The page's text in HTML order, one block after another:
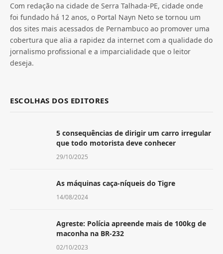
Com redação na cidade de Serra Talhada-PE, cidade onde
foi fundado há 12 anos, o Portal Nayn Neto se tornou um
dos sites mais acessados de Pernambuco ao promover uma
cobertura que alia a rapidez da internet com a qualidade do
jornalismo profissional e a imparcialidade que o leitor
deseja.
ESCOLHAS DOS EDITORES
5 consequências de dirigir um carro irregular
que todo motorista deve conhecer
29/10/2025
As máquinas caça-níqueis do Tigre
14/08/2024
Agreste: Polícia apreende mais de 100kg de
maconha na BR-232
02/10/2023